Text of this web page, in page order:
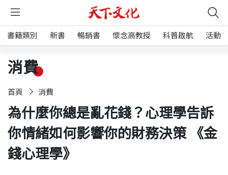
書籍類別 新書 暢銷書 懷念高教授 科普啟航 活動
消費
首頁 消費
為什麼你總是亂花錢？心理學告訴
你情緒如何影響你的財務決策 《金
錢心理學》